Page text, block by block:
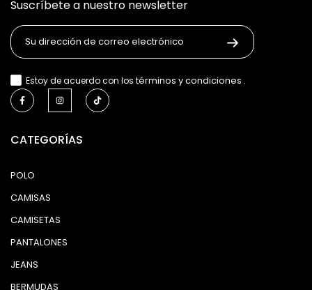
Suscríbete a nuestro newsletter
Estoy de acuerdo con lostérminos y condiciones .
CATEGORÍAS
POLO
CAMISAS
CAMISETAS
PANTALONES
JEANS
BERMUDAS